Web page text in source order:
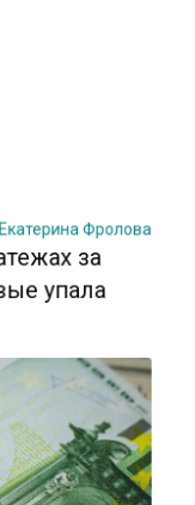
за
упала